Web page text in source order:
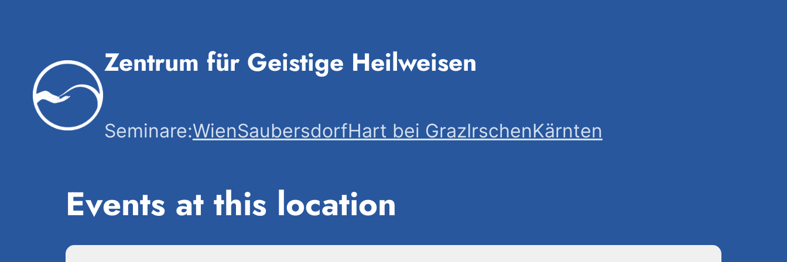
Zentrum für Geistige Heilweisen
Seminare:WienSaubersdorfHart bei GrazIrschenKärnten
Events at this location